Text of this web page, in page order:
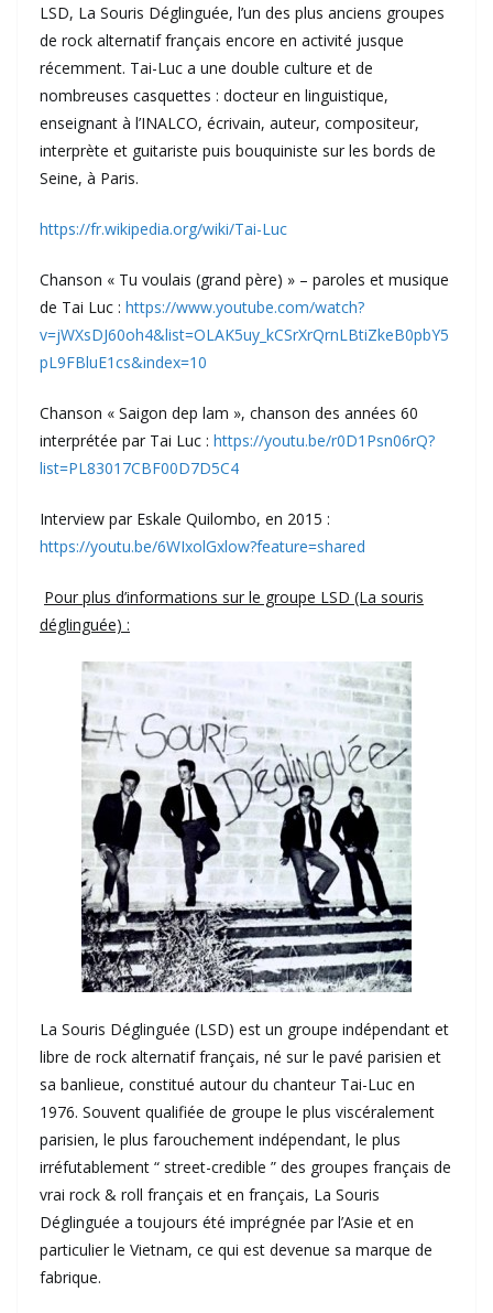
LSD, La Souris Déglinguée, l’un des plus anciens groupes
de rock alternatif français encore en activité jusque
récemment. Tai-Luc a une double culture et de
nombreuses casquettes : docteur en linguistique,
enseignant à l’INALCO, écrivain, auteur, compositeur,
interprète et guitariste puis bouquiniste sur les bords de
Seine, à Paris.
https://fr.wikipedia.org/wiki/Tai-Luc
Chanson « Tu voulais (grand père) » – paroles et musique
de Tai Luc : https://www.youtube.com/watch?
v=jWXsDJ60oh4&list=OLAK5uy_kCSrXrQrnLBtiZkeB0pbY5
pL9FBluE1cs&index=10
Chanson « Saigon dep lam », chanson des années 60
interprétée par Tai Luc : https://youtu.be/r0D1Psn06rQ?
list=PL83017CBF00D7D5C4
Interview par Eskale Quilombo, en 2015 :
https://youtu.be/6WIxolGxlow?feature=shared
Pour plus d’informations sur le groupe LSD (La souris
déglinguée) :
La Souris Déglinguée (LSD) est un groupe indépendant et
libre de rock alternatif français, né sur le pavé parisien et
sa banlieue, constitué autour du chanteur Tai-Luc en
1976. Souvent qualifiée de groupe le plus viscéralement
parisien, le plus farouchement indépendant, le plus
irréfutablement “ street-credible ” des groupes français de
vrai rock & roll français et en français, La Souris
Déglinguée a toujours été imprégnée par l’Asie et en
particulier le Vietnam, ce qui est devenue sa marque de
fabrique.